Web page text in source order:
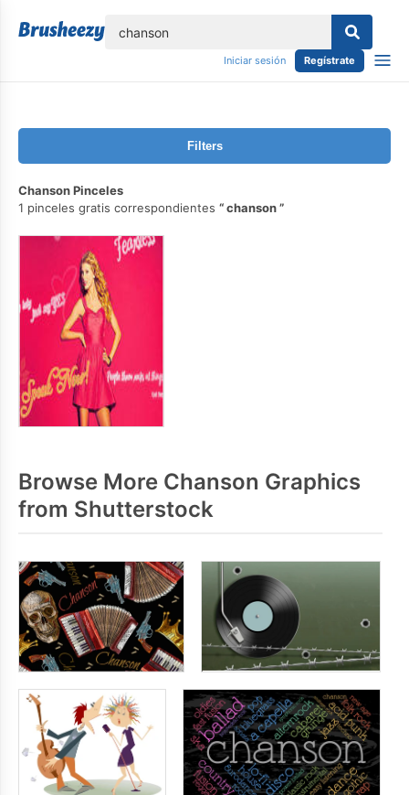
Iniciar sesión Regístrate
Filters
Chanson Pinceles
1 pinceles gratis correspondientes
chanson
Browse More Chanson Graphics
from Shutterstock